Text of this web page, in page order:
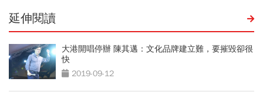
延伸閱讀
大港開唱停辦 陳其邁：文化品牌建立難，要摧毀卻很
快
2019-09-12